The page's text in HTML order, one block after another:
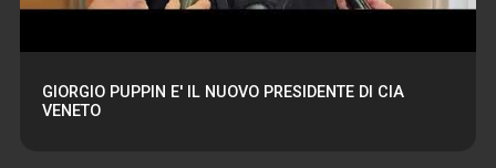
GIORGIO PUPPIN E' IL NUOVO PRESIDENTE DI CIA
VENETO